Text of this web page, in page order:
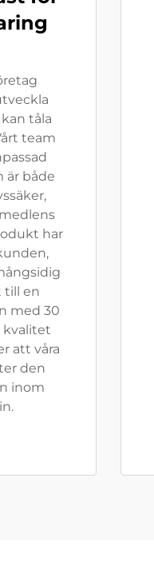
tåla
team
är både
har
till en
med 30
kvalitet
att våra
den
inom